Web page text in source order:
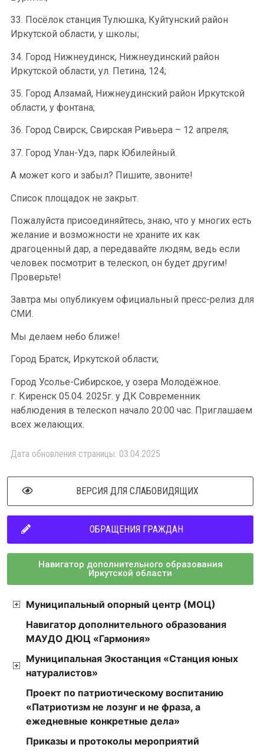
33. Посёлок станция Тулюшка, Куйтунский район
Иркутской области, у школы;
34. Город Нижнеудинск, Нижнеудинский район
Иркутской области, ул. Петина, 124;
35. Город Алзамай, Нижнеудинский район Иркутской
области, у фонтана;
36. Город Свирск, Свирская Ривьера – 12 апреля;
37. Город Улан-Удэ, парк Юбилейный.
А может кого и забыл? Пишите, звоните!
Список площадок не закрыт.
Пожалуйста присоединяйтесь, знаю, что у многих есть
желание и возможности не храните их как
драгоценный дар, а передавайте людям, ведь если
человек посмотрит в телескоп, он будет другим!
Проверьте!
Завтра мы опубликуем официальный пресс-релиз для
СМИ.
Мы делаем небо ближе!
Город Братск, Иркутской области;
Город Усолье-Сибирское, у озера Молодёжное.
г. Киренск 05.04. 2025г. у ДК Современник
наблюдения в телескоп начало 20:00 час. Приглашаем
всех желающих.
Дата обновления страницы: 03.04.2025
ВЕРСИЯ ДЛЯ СЛАБОВИДЯЩИХ
ОБРАЩЕНИЯ ГРАЖДАН
Навигатор дополнительного образования
Иркутской области
Муниципальный опорный центр (МОЦ)
Навигатор дополнительного образования
МАУДО ДЮЦ «Гармония»
Муниципальная Экостанция «Станция юных
натуралистов»
Проект по патриотическому воспитанию
«Патриотизм не лозунг и не фраза, а
ежедневные конкретные дела»
Приказы и протоколы мероприятий